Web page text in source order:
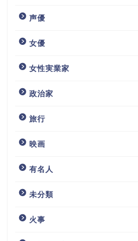
声優
女優
女性実業家
政治家
旅行
映画
有名人
未分類
火事